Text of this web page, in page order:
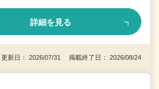
詳細を見る
更新日： 2026/07/31 掲載終了日： 2026/08/24